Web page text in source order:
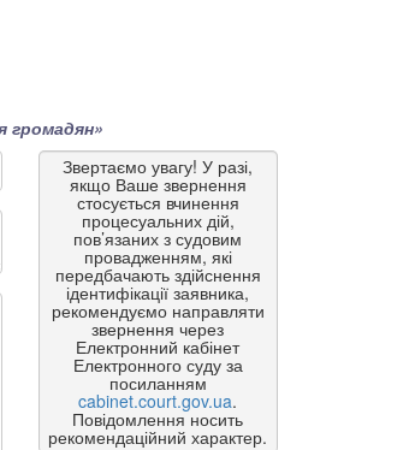
громадян»
Звертаємо увагу! У разі,
якщо Ваше звернення
стосується вчинення
процесуальних дій,
пов’язаних з судовим
провадженням, які
передбачають здійснення
ідентифікації заявника,
рекомендуємо направляти
звернення через
Електронний кабінет
Електронного суду за
посиланням
cabinet.court.gov.ua.
Повідомлення носить
рекомендаційний характер.